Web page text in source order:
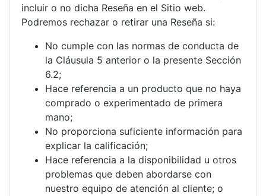
incluir o no dicha Reseña en el Sitio web.
Podremos rechazar o retirar una Reseña si:
No cumple con las normas de conducta de
la Cláusula 5 anterior o la presente Sección
6.2;
Hace referencia a un producto que no haya
comprado o experimentado de primera
mano;
No proporciona suficiente información para
explicar la calificación;
Hace referencia a la disponibilidad u otros
problemas que deben abordarse con
nuestro equipo de atención al cliente; o